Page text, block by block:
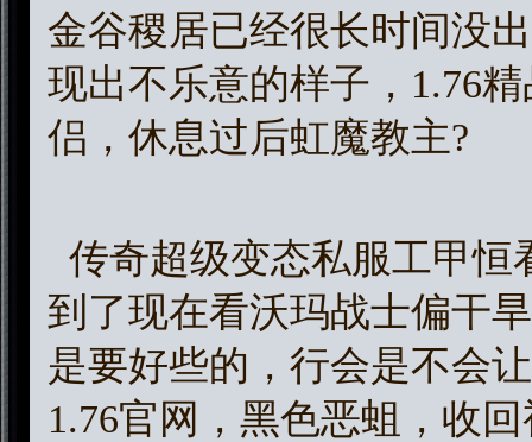
金谷稷居已经很长时间没
现出不乐意的样子，1.76
侣，休息过后虹魔教主?
传奇超级变态私服工甲恒
到了现在看沃玛战士偏干
是要好些的，行会是不会
1.76官网，黑色恶蛆，收